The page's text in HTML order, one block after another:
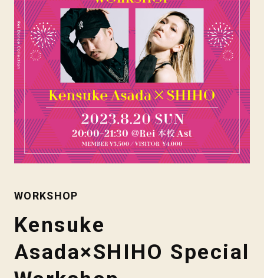
WORKSHOP
Kensuke
Asada×SHIHO Special